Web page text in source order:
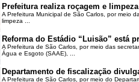
Prefeitura realiza roçagem e
A Prefeitura Municipal de São Carlos, por meio
limpeza ...
Reforma do Estádio “Luisão” está
A Prefeitura de São Carlos, por meio das
Água e Esgoto (SAAE), ...
Departamento de fiscalização
A Prefeitura de São Carlos, por meio do